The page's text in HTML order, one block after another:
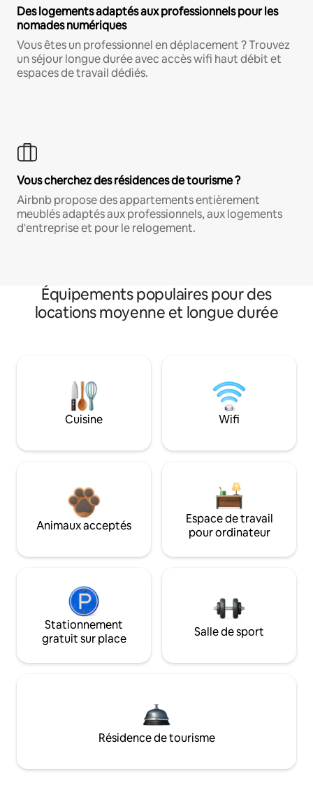
Des logements adaptés aux professionnels pour les
nomades numériques
Vous êtes un professionnel en déplacement ? Trouvez
un séjour longue durée avec accès wifi haut débit et
espaces de travail dédiés.
Vous cherchez des résidences de tourisme ?
Airbnb propose des appartements entièrement
meublés adaptés aux professionnels, aux logements
d'entreprise et pour le relogement.
Équipements populaires pour des
locations moyenne et longue durée
Cuisine Wifi
Animaux acceptés
Espace de travail
pour ordinateur
Stationnement
gratuit sur place
Salle de sport
Résidence de tourisme